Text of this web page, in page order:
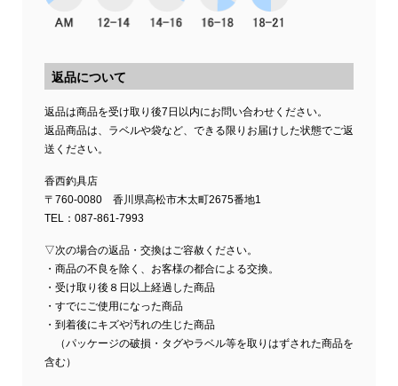
返品について
返品は商品を受け取り後7日以内にお問い合わせください。
返品商品は、ラベルや袋など、できる限りお届けした状態でご返
送ください。
香西釣具店
〒760-0080 香川県高松市木太町2675番地1
TEL：087-861-7993
▽次の場合の返品・交換はご容赦ください。
・商品の不良を除く、お客様の都合による交換。
・受け取り後８日以上経過した商品
・すでにご使用になった商品
・到着後にキズや汚れの生じた商品
（パッケージの破損・タグやラベル等を取りはずされた商品を
含む）